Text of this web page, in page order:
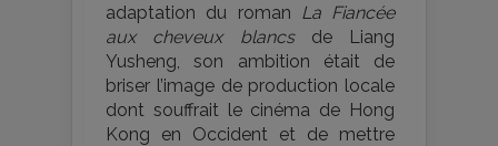
adaptation du roman
La Fiancée
aux cheveux blancsde Liang
Yusheng, son ambition était de
briser l’image de production locale
dont souffrait le cinéma de Hong
Kong en Occident et de mettre